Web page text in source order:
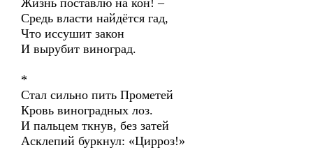
Жизнь поставлю на кон! –
Средь власти найдётся гад,
Что иссушит закон
И вырубит виноград.
*
Стал сильно пить Прометей
Кровь виноградных лоз.
И пальцем ткнув, без затей
Асклепий буркнул: «Цирроз!»